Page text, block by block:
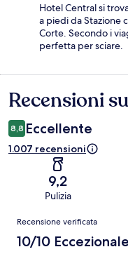
Hotel Central si
a piedi da Stazione
Corte. Secondo i
perfetta per sciare.
Recensioni
Recensioni
8,8 Eccellente
1.007 recensioni
9,2
Pulizia
Recensioni
Recensione verificata
10/10 Eccezionale